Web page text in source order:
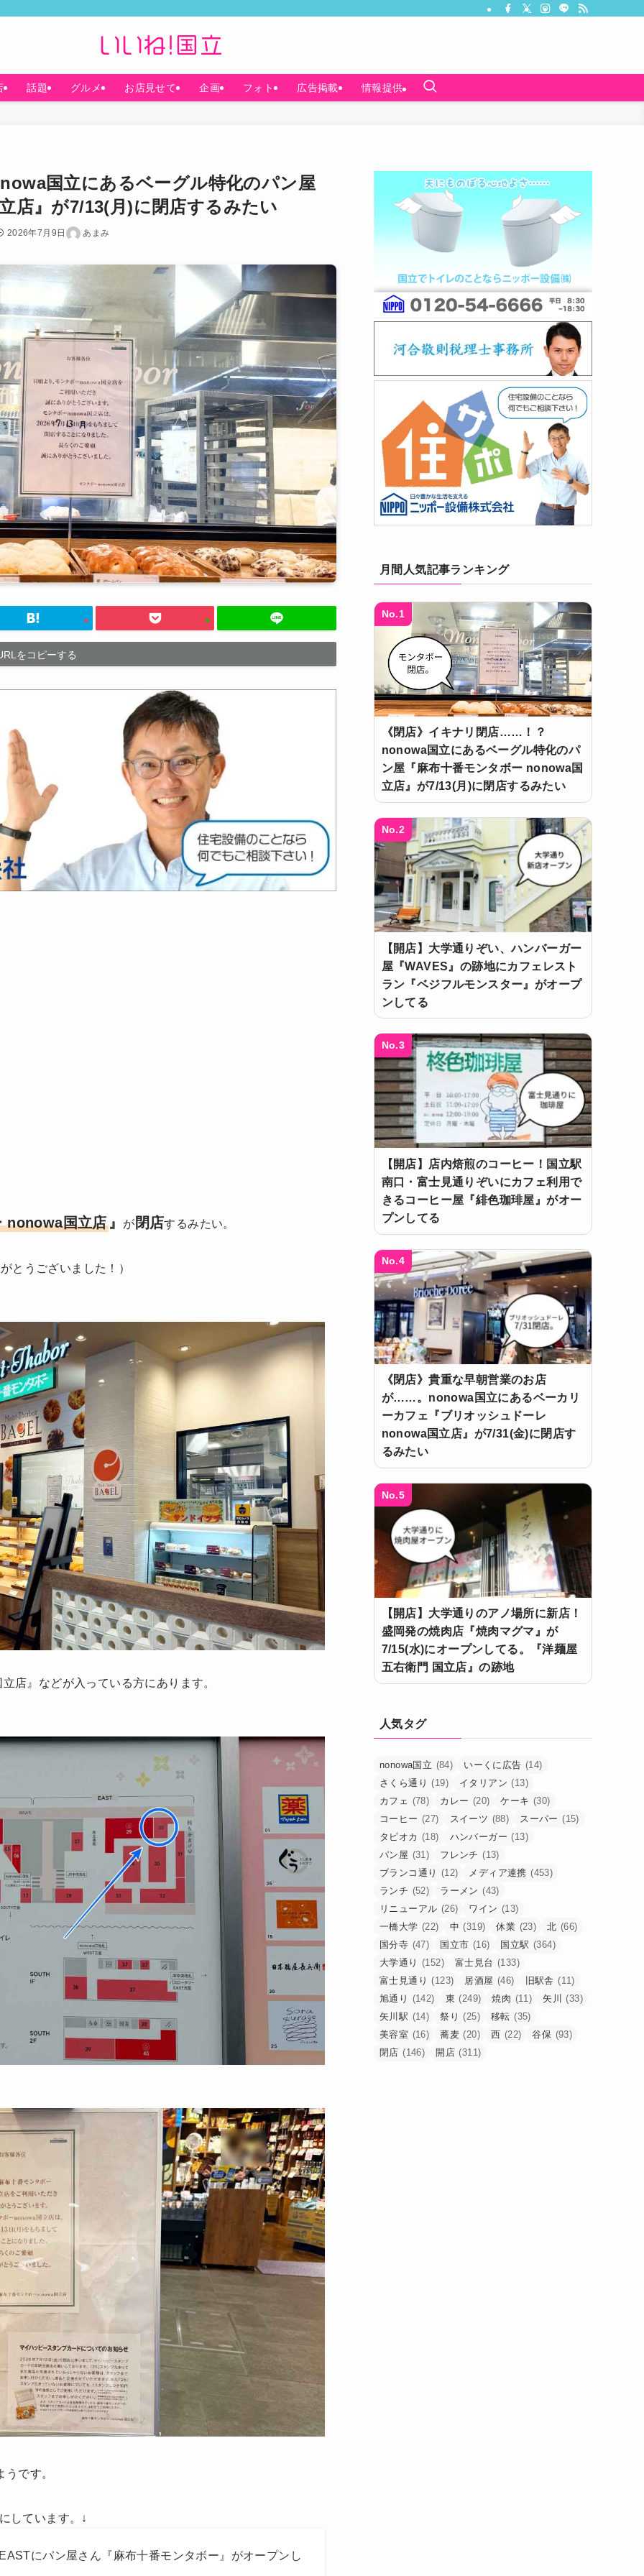
話題 グルメ お店見せて 企画 フォト 広告掲載 情報提供
国立にあるベーグル特化のパン屋
店』が7/13(月)に閉店するみたい
2026年7月9日 あまみ
をコピーする
nonowa国立店』 が 閉店するみたい。
とうございました！）
店』などが入っている方にあります。
うです。
しています。↓
にパン屋さん『麻布十番モンタボー』がオープンし
月間人気記事ランキング
No.1
《閉店》イキナリ閉店……！？
nonowa国立にあるベーグル特化のパ
ン屋『麻布十番モンタボー nonowa国
立店』が7/13(月)に閉店するみたい
No.2
【開店】大学通りぞい、ハンバーガー
屋『WAVES』の跡地にカフェレスト
ラン『ベジフルモンスター』がオープ
ンしてる
No.3
【開店】店内焙煎のコーヒー！国立駅
南口・富士見通りぞいにカフェ利用で
きるコーヒー屋『緋色珈琲屋』がオー
プンしてる
No.4
《閉店》貴重な早朝営業のお店
が……。nonowa国立にあるベーカリ
ーカフェ『ブリオッシュドーレ
nonowa国立店』が7/31(金)に閉店す
るみたい
No.5
【開店】大学通りのアノ場所に新店！
盛岡発の焼肉店『焼肉マグマ』が
7/15(水)にオープンしてる。『洋麺屋
五右衛門 国立店』の跡地
人気タグ
nonowa国立 (84) いーくに広告 (14)
さくら通り (19) イタリアン (13)
カフェ (78) カレー (20) ケーキ (30)
コーヒー (27) スイーツ (88) スーパー (15)
タピオカ (18) ハンバーガー (13)
パン屋 (31) フレンチ (13)
ブランコ通り (12) メディア連携 (453)
ランチ (52) ラーメン (43)
リニューアル (26) ワイン (13)
一橋大学 (22) 中 (319) 休業 (23) 北 (66)
国分寺 (47) 国立市 (16) 国立駅 (364)
大学通り (152) 富士見台 (133)
富士見通り (123) 居酒屋 (46) 旧駅舎 (11)
旭通り (142) 東 (249) 焼肉 (11) 矢川
(33)
矢川駅 (14) 祭り (25) 移転 (35)
美容室 (16) 蕎麦 (20) 西 (22) 谷保 (93)
閉店 (146) 開店 (311)